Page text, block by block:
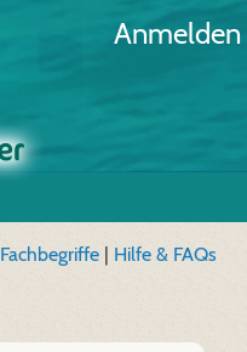
Anmelden
Fachbegriffe | Hilfe & FAQs